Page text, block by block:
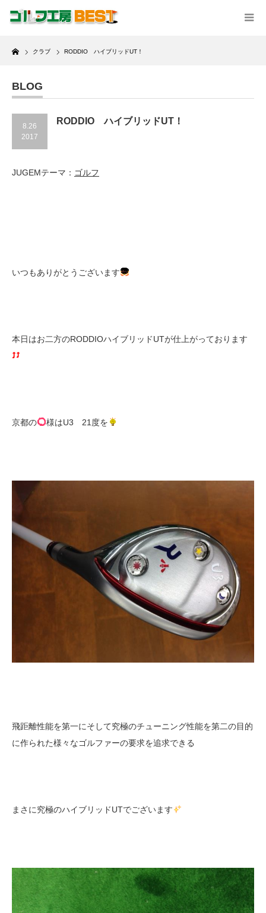
Home
クラブ RODDIO ハイブリッドUT！
BLOG
8.26
2017
RODDIO ハイブリッドUT！
JUGEMテーマ： ゴルフ
いつもありがとうございます
本日はお二方のRODDIOハイブリッドUTが仕上がっております
京都の 様はU3 21度を
飛距離性能を第一にそして究極のチューニング性能を第二の目的
に作られた様々なゴルファーの要求を追求できる
まさに究極のハイブリッドUTでございます